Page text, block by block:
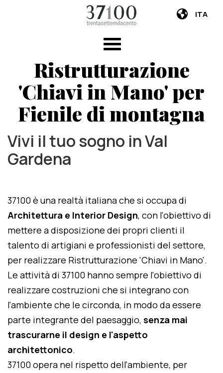
ITA
Ristrutturazione
'Chiavi in Mano' per
Fienile di montagna
Vivi il tuo sogno in Val
Gardena
37100 è una realtà italiana che si occupa di
Architettura e Interior Design, con l'obiettivo di
mettere a disposizione dei propri clienti il
talento di artigiani e professionisti del settore,
per realizzare Ristrutturazione 'Chiavi in Mano'.
Le attività di 37100 hanno sempre l'obiettivo di
realizzare costruzioni che si integrano con
l'ambiente che le circonda, in modo da essere
parte integrante del paesaggio, senza mai
trascurarne il design e l'aspetto
architettonico.
37100 opera nel rispetto dell'ambiente, per